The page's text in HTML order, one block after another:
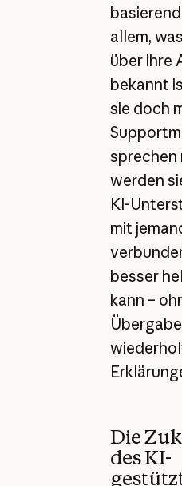
allem,
über ihre
bekannt
sie doch
sprechen
werden
KI-
mit
besser
kann –
Die
des KI-